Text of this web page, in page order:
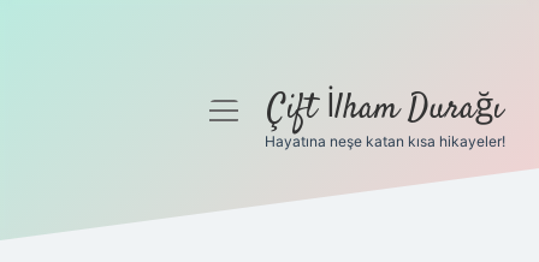
Gizlilik Politikası
menüyüÇift İlham Durağı
Hayatına neşe katan kısa hikayeler!